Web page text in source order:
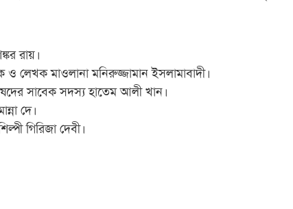
রায়।
ও লেখক মাওলানা মনিরুজ্জামান ইসলামাবাদী।
সাবেক সদস্য হাতেম আলী খান।
দে।
গিরিজা দেবী।